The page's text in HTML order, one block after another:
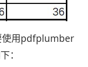
使用pdfplumber
：